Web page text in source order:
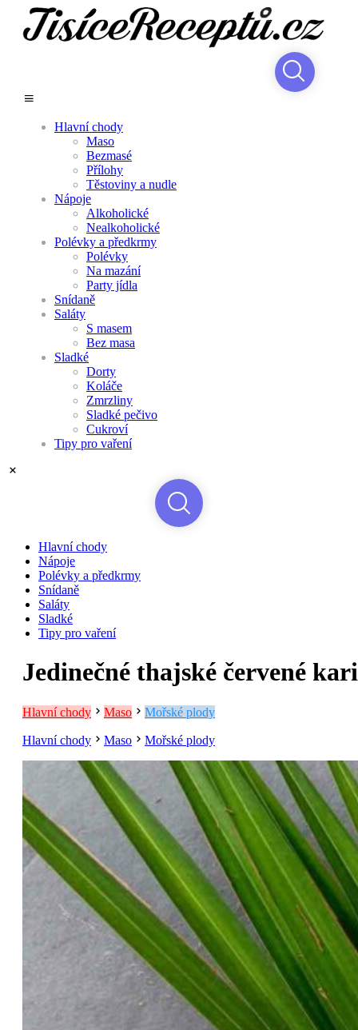
Hlavní chody
Maso
Bezmasé
Přílohy
Těstoviny a nudle
Nápoje
Alkoholické
Nealkoholické
Polévky a předkrmy
Polévky
Na mazání
Party jídla
Snídaně
Saláty
S masem
Bez masa
Sladké
Dorty
Koláče
Zmrzliny
Sladké pečivo
Cukroví
Tipy pro vaření
Hlavní chody
Nápoje
Polévky a předkrmy
Snídaně
Saláty
Sladké
Tipy pro vaření
Jedinečné thajské červené kari
Hlavní chody Maso Mořské plody
Hlavní chody Maso Mořské plody